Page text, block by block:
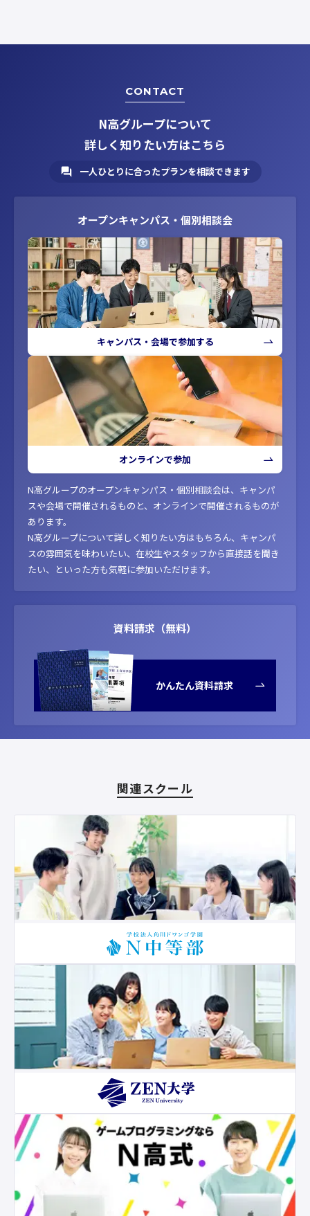
CONTACT
N高グループについて
詳しく知りたい方はこちら
一人ひとりに合ったプランを相談できます
オープンキャンパス・個別相談会
キャンパス・会場で参加する
オンラインで参加
N高グループのオープンキャンパス・個別相談会は、キャンパ
スや会場で開催されるものと、オンラインで開催されるものが
あります。
N高グループについて詳しく知りたい方はもちろん、キャンパ
スの雰囲気を味わいたい、在校生やスタッフから直接話を聞き
たい、といった方も気軽に参加いただけます。
資料請求（無料）
かんたん資料請求
関連スクール